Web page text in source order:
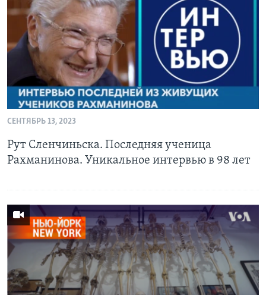
Learning English
СОЦИАЛЬНЫЕ СЕТИ
Языки
СЕНТЯБРЬ 13, 2023
Рут Сленчиньска. Последняя ученица
Рахманинова. Уникальное интервью в 98 лет